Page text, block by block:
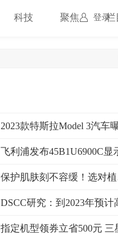
登录
科技 聚焦 栏
2023款特斯拉Model 3汽车曝光 标准续航后驱版(RWD)
飞利浦发布45B1U6900C显示器：采用了44.5英寸VA
保护肌肤刻不容缓！选对植物医生防水清透美白防晒露
DSCC研究：到2023年预计高阶笔记本电脑显示市场将趋于
指定机型领券立省500元 三星Galaxy S23 Ultra多重礼遇等